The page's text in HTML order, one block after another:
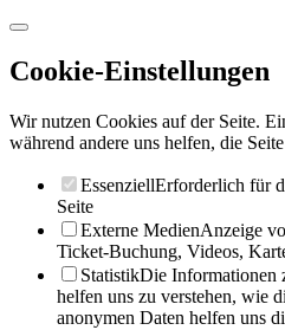
Cookie-Einstellungen
Wir nutzen Cookies auf der Seite.
während andere uns helfen, die
EssenziellErforderlich für
Seite
Externe MedienAnzeige
Ticket-Buchung, Videos,
StatistikDie Informationen
helfen uns zu verstehen, wie
anonymen Daten helfen uns